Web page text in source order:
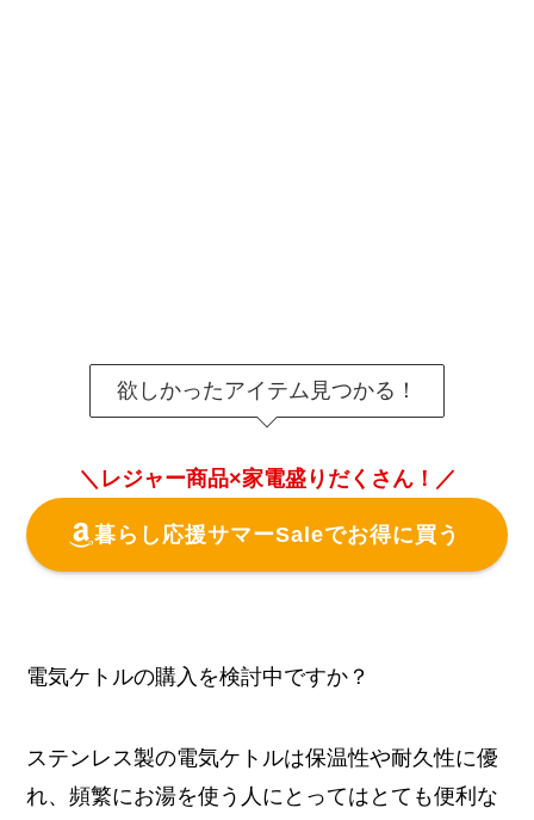
欲しかったアイテム見つかる！
＼レジャー商品×家電盛りだくさん！／
暮らし応援サマーSaleでお得に買う
電気ケトルの購入を検討中ですか？
ステンレス製の電気ケトルは保温性や耐久性に優
れ、頻繁にお湯を使う人にとってはとても便利な